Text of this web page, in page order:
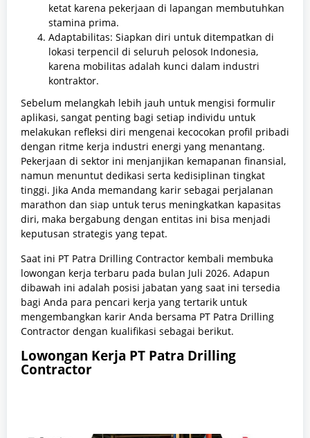
ketat karena pekerjaan di lapangan membutuhkan
stamina prima.
Adaptabilitas: Siapkan diri untuk ditempatkan di
lokasi terpencil di seluruh pelosok Indonesia,
karena mobilitas adalah kunci dalam industri
kontraktor.
Sebelum melangkah lebih jauh untuk mengisi formulir
aplikasi, sangat penting bagi setiap individu untuk
melakukan refleksi diri mengenai kecocokan profil pribadi
dengan ritme kerja industri energi yang menantang.
Pekerjaan di sektor ini menjanjikan kemapanan finansial,
namun menuntut dedikasi serta kedisiplinan tingkat
tinggi. Jika Anda memandang karir sebagai perjalanan
marathon dan siap untuk terus meningkatkan kapasitas
diri, maka bergabung dengan entitas ini bisa menjadi
keputusan strategis yang tepat.
Saat ini PT Patra Drilling Contractor kembali membuka
lowongan kerja terbaru pada bulan Juli 2026. Adapun
dibawah ini adalah posisi jabatan yang saat ini tersedia
bagi Anda para pencari kerja yang tertarik untuk
mengembangkan karir Anda bersama PT Patra Drilling
Contractor dengan kualifikasi sebagai berikut.
Lowongan Kerja PT Patra Drilling
Contractor